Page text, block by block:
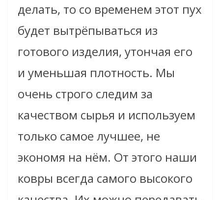
делать, то со временем этот пух
будет вытрёпываться из
готового изделия, утончая его
и уменьшая плотность. Мы
очень строго следим за
качеством сырья и используем
только самое лучшее, не
экономя на нём. От этого наши
ковры всегда самого высокого